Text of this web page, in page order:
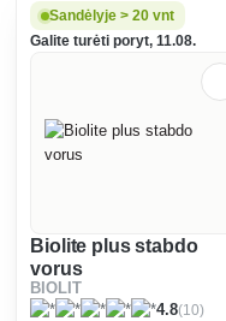
ropojantiems vabzdžiams
namuose naikinti.
Sandėlyje > 20 vnt
Galite turėti poryt, 11.08.
Biolite plus stabdo
vorus
BIOLIT
4.8(10)